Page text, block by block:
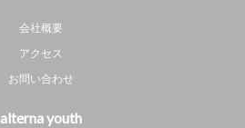
会社概要
アクセス
お問い合わせ
alterna youth